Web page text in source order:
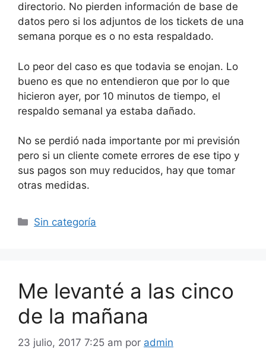
directorio. No pierden información de base de
datos pero si los adjuntos de los tickets de una
semana porque es o no esta respaldado.
Lo peor del caso es que todavia se enojan. Lo
bueno es que no entendieron que por lo que
hicieron ayer, por 10 minutos de tiempo, el
respaldo semanal ya estaba dañado.
No se perdió nada importante por mi previsión
pero si un cliente comete errores de ese tipo y
sus pagos son muy reducidos, hay que tomar
otras medidas.
Categorías
Sin categoría
Me levanté a las cinco
de la mañana
23 julio, 2017 7:25 am por admin